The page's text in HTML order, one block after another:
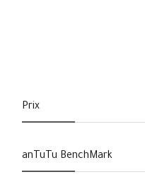
Prix
anTuTu BenchMark